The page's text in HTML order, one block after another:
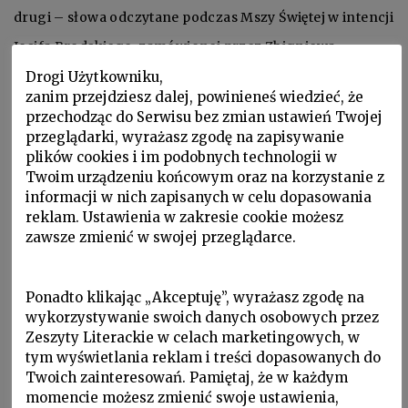
drugi – słowa odczytane podczas Mszy Świętej w intencji
Josifa Brodskiego, zamówionej przez Zbigniewa
Herberta i odprawionej w kościele św. Marcina w
Warszawie, 9 III 1996. Zbigniew Herbert / Stanisław
Barańczak,Korespondencja (1972-1996), Zeszyty Literackie,
2005, s. 65-66.
W czerwcu 1993 roku Josif Brodski
przyjechał do Katowic. Uniwersytet
Śląski przyznał mu tytuł doktorahonoris
causa. Przez trzy letnie dni miasto żyło
Drogi Użytkowniku,
zanim przejdziesz dalej, powinieneś wiedzieć, że
przechodząc do Serwisu bez zmian ustawień Twojej
przeglądarki, wyrażasz zgodę na zapisywanie
plików cookies i im podobnych technologii w
Twoim urządzeniu końcowym oraz na korzystanie z
informacji w nich zapisanych w celu dopasowania
reklam. Ustawienia w zakresie cookie możesz
zawsze zmienić w swojej przeglądarce.
Ponadto klikając „Akceptuję”, wyrażasz zgodę na
wykorzystywanie swoich danych osobowych przez
Zeszyty Literackie w celach marketingowych, w
tym wyświetlania reklam i treści dopasowanych do
Twoich zainteresowań. Pamiętaj, że w każdym
momencie możesz zmienić swoje ustawienia,